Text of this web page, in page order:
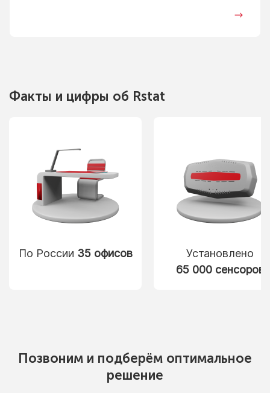
Факты и цифры об Rstat
По России 35 офисов
Установлено
65 000 сенсоров
Позвоним и подберём оптимальное
решение